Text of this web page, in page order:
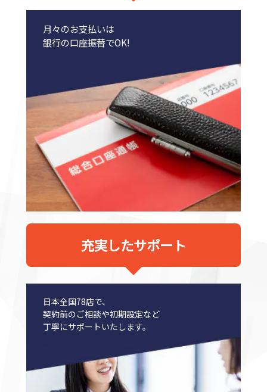
月々のお支払いは
銀行の口座振替でOK!
充実したサポート
日本全国78店で、
契約前のご相談や初期設定など
丁寧にサポートいたします。